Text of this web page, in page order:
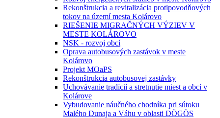
Rekonštrukcia a revitalizácia protipovodňových
tokov na území mesta Kolárovo
RIEŠENIE MIGRAČNÝCH VÝZIEV V
MESTE KOLÁROVO
NSK - rozvoj obcí
Oprava autobusových zastávok v meste
Kolárovo
Projekt MOaPS
Rekonštrukcia autobusovej zastávky
Uchovávanie tradícií a stretnutie miest a obcí v
Kolárove
Vybudovanie náučného chodníka pri sútoku
Malého Dunaja a Váhu v oblasti DÖGÖS